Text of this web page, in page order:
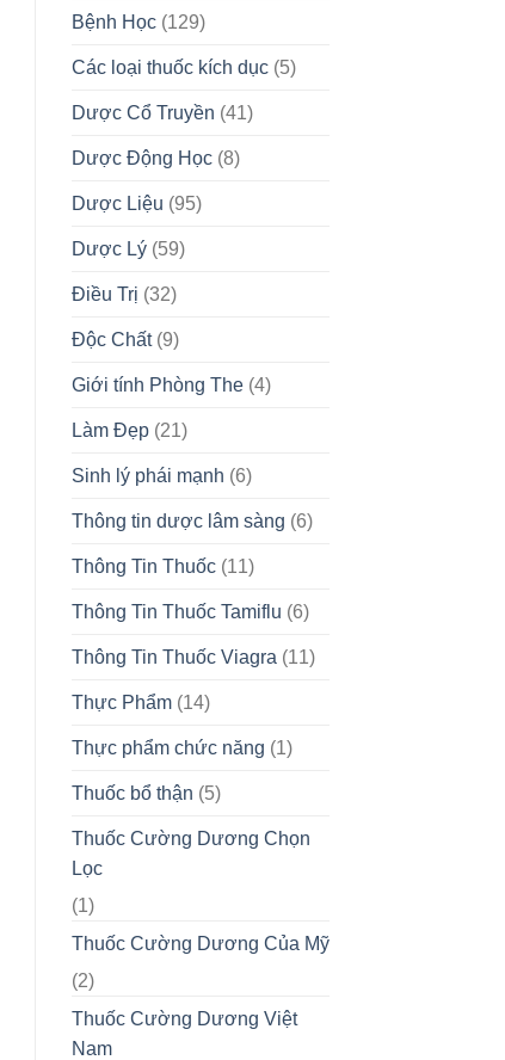
Bệnh Học(129)
Các loại thuốc kích dục(5)
Dược Cổ Truyền (41)
Dược Động Học(8)
Dược Liệu (95)
Dược Lý(59)
Điều Trị (32)
Độc Chất(9)
Giới tính Phòng The(4)
Làm Đẹp(21)
Sinh lý phái mạnh (6)
Thông tin dược lâm sàng (6)
Thông Tin Thuốc(11)
Thông Tin Thuốc Tamiflu (6)
Thông Tin Thuốc Viagra (11)
Thực Phẩm(14)
Thực phẩm chức năng (1)
Thuốc bổ thận (5)
Thuốc Cường Dương Chọn
Lọc
(1)
Thuốc Cường Dương Của Mỹ
(2)
Thuốc Cường Dương Việt
Nam